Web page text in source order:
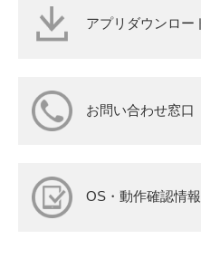
アプリダウンロー
お問い合わせ窓口
OS・動作確認情報